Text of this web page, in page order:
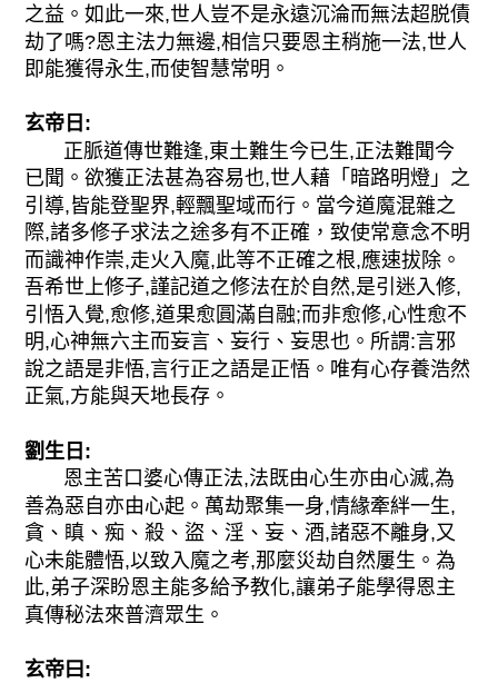
之益。如此一來,世人豈不是永遠沉淪而無法超脱債
劫了嗎?恩主法力無邊,相信只要恩主稍施一法,世人
即能獲得永生,而使智慧常明。
玄帝日:
正脈道傳世難逢,東土難生今已生,正法難聞今
已聞。欲獲正法甚為容易也,世人藉「暗路明燈」之
引導,皆能登聖界,輕飄聖域而行。當今道魔混雜之
際,諸多修子求法之途多有不正確，致使常意念不明
而識神作崇,走火入魔,此等不正確之根,應速拔除。
吾希世上修子,謹記道之修法在於自然,是引迷入修,
引悟入覺,愈修,道果愈圓滿自融;而非愈修,心性愈不
明,心神無六主而妄言、妄行、妄思也。所謂:言邪
說之語是非悟,言行正之語是正悟。唯有心存養浩然
正氣,方能與天地長存。
劉生日:
恩主苦口婆心傳正法,法既由心生亦由心滅,為
善為惡自亦由心起。萬劫聚集一身,情緣牽絆一生,
貪、瞋、痴、殺、盜、淫、妄、酒,諸惡不離身,又
心未能體悟,以致入魔之考,那麼災劫自然屢生。為
此,弟子深盼恩主能多給予教化,讓弟子能學得恩主
真傳秘法來普濟眾生。
玄帝曰: